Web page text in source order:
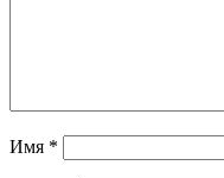
Имя *